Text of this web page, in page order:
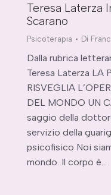
Teresa Laterza
Scarano
Psicoterapia Di
Dalla rubrica
Teresa Laterza LA
RISVEGLIA
DEL MONDO UN
saggio della
servizio della
psicofisico Noi
mondo. Il corpo è…